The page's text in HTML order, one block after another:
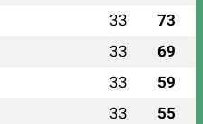
33 73
33 69
33 59
33 55